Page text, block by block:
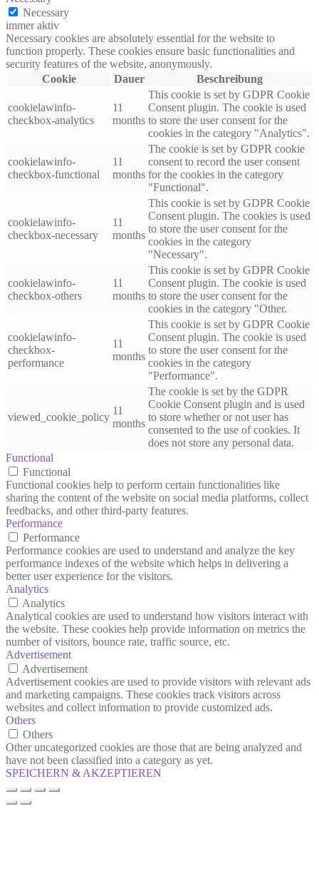
Necessary
immer aktiv
Necessary cookies are absolutely essential for the website to
function properly. These cookies ensure basic functionalities and
security features of the website, anonymously.
Cookie
Dauer Beschreibung
cookielawinfo-
checkbox-analytics
11
months
This cookie is set by GDPR Cookie
Consent plugin. The cookie is used
to store the user consent for the
cookies in the category "Analytics".
cookielawinfo-
checkbox-functional
11
months
The cookie is set by GDPR cookie
consent to record the user consent
for the cookies in the category
"Functional".
cookielawinfo-
checkbox-necessary
11
months
This cookie is set by GDPR Cookie
Consent plugin. The cookies is used
to store the user consent for the
cookies in the category
"Necessary".
cookielawinfo-
checkbox-others
11
months
This cookie is set by GDPR Cookie
Consent plugin. The cookie is used
to store the user consent for the
cookies in the category "Other.
cookielawinfo-
checkbox-
performance
11
months
This cookie is set by GDPR Cookie
Consent plugin. The cookie is used
to store the user consent for the
cookies in the category
"Performance".
viewed_cookie_policy
11
months
The cookie is set by the GDPR
Cookie Consent plugin and is used
to store whether or not user has
consented to the use of cookies. It
does not store any personal data.
Functional
Functional
Functional cookies help to perform certain functionalities like
sharing the content of the website on social media platforms, collect
feedbacks, and other third-party features.
Performance
Performance
Performance cookies are used to understand and analyze the key
performance indexes of the website which helps in delivering a
better user experience for the visitors.
Analytics
Analytics
Analytical cookies are used to understand how visitors interact with
the website. These cookies help provide information on metrics the
number of visitors, bounce rate, traffic source, etc.
Advertisement
Advertisement
Advertisement cookies are used to provide visitors with relevant ads
and marketing campaigns. These cookies track visitors across
websites and collect information to provide customized ads.
Others
Others
Other uncategorized cookies are those that are being analyzed and
have not been classified into a category as yet.
SPEICHERN & AKZEPTIEREN